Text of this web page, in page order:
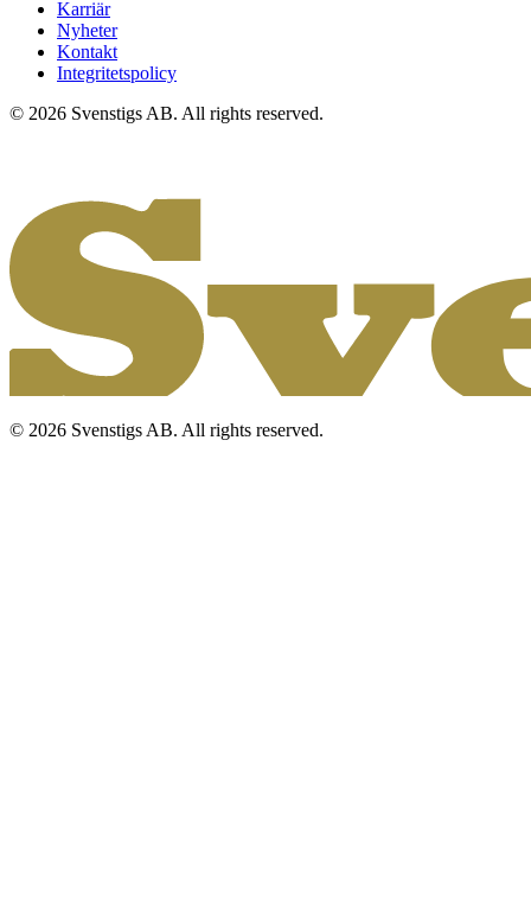
Karriär
Nyheter
Kontakt
Integritetspolicy
© 2026 Svenstigs AB. All rights reserved.
© 2026 Svenstigs AB. All rights reserved.